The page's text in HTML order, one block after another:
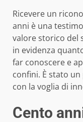
Ricevere un
anni è una
valore storico del
in evidenza
far conoscere e
confini. È stato
con la voglia di
Cento